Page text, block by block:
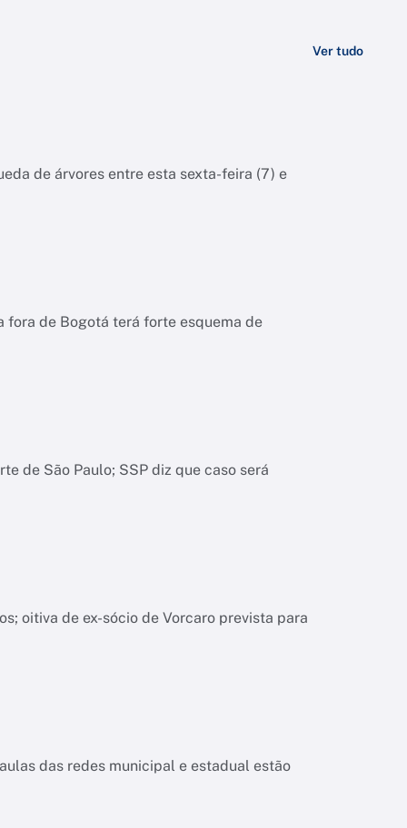
Ver tudo
de árvores entre esta sexta-feira (7) e
fora de Bogotá terá forte esquema de
de São Paulo; SSP diz que caso será
oitiva de ex-sócio de Vorcaro prevista para
das redes municipal e estadual estão